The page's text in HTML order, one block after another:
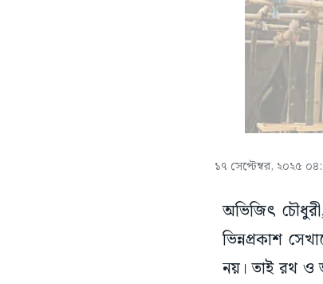
১৭ সেপ্টেম্বর, ২০২৫
অভিজিৎ
ভিন্নপ্রকাশ
নয়। তাই রথ ও